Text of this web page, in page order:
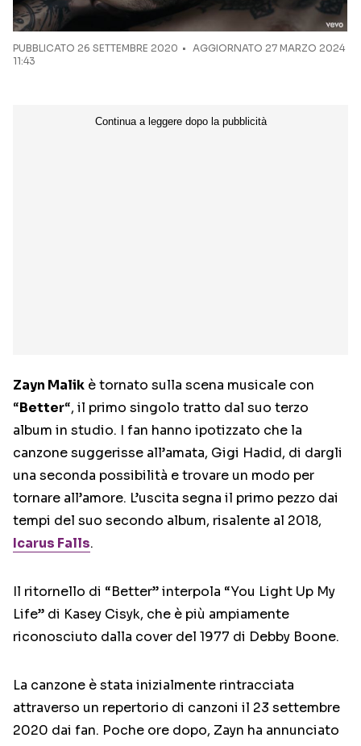
PUBBLICATO 26 SETTEMBRE 2020
AGGIORNATO 27 MARZO 2024
11:43
Zayn Malik ètornato sulla scena musicale con
“Better“, il primo singolo tratto dal suo terzo
album in studio. I fan hanno ipotizzato che la
canzone suggerisse all’amata, Gigi Hadid, di dargli
una seconda possibilità e trovare un modo per
tornare all’amore. L’uscita segna il primo pezzo dai
tempi del suo secondo album, risalente al 2018,
Icarus Falls.
Il ritornello di “Better” interpola “You Light Up My
Life” di Kasey Cisyk, che è più ampiamente
riconosciuto dalla cover del 1977 di Debby Boone.
La canzone è stata inizialmente rintracciata
attraverso un repertorio di canzoni il 23 settembre
2020 dai fan. Poche ore dopo, Zayn ha annunciato